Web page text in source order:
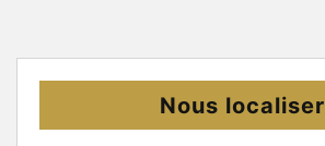
Nous localiser